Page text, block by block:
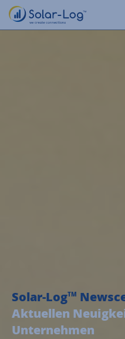
Solar-LogTM
Aktuellen
Unternehmen